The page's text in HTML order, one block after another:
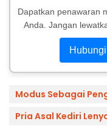
Dapatkan penawaran
Anda. Jangan
Modus Sebagai
Pria Asal Kediri